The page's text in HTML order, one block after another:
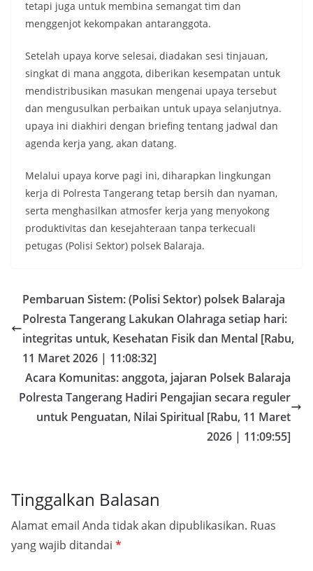
tetapi juga untuk membina semangat tim dan
menggenjot kekompakan antaranggota.
Setelah upaya korve selesai, diadakan sesi tinjauan,
singkat di mana anggota, diberikan kesempatan untuk
mendistribusikan masukan mengenai upaya tersebut
dan mengusulkan perbaikan untuk upaya selanjutnya.
upaya ini diakhiri dengan briefing tentang jadwal dan
agenda kerja yang, akan datang.
Melalui upaya korve pagi ini, diharapkan lingkungan
kerja di Polresta Tangerang tetap bersih dan nyaman,
serta menghasilkan atmosfer kerja yang menyokong
produktivitas dan kesejahteraan tanpa terkecuali
petugas (Polisi Sektor) polsek Balaraja.
Pembaruan Sistem: (Polisi Sektor) polsek Balaraja
Polresta Tangerang Lakukan Olahraga setiap hari:
integritas untuk, Kesehatan Fisik dan Mental [Rabu,
11 Maret 2026 | 11:08:32]
Acara Komunitas: anggota, jajaran Polsek Balaraja
Polresta Tangerang Hadiri Pengajian secara reguler
untuk Penguatan, Nilai Spiritual [Rabu, 11 Maret
2026 | 11:09:55]
Tinggalkan Balasan
Alamat email Anda tidak akan dipublikasikan. Ruas
yang wajib ditandai *